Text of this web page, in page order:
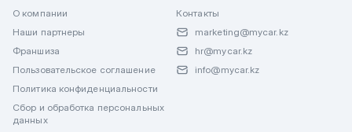
О компании
Наши партнеры
Франшиза
Пользовательское соглашение
Политика конфиденциальности
Сбор и обработка персональных
данных
Контакты
marketing@mycar.kz
hr@mycar.kz
info@mycar.kz